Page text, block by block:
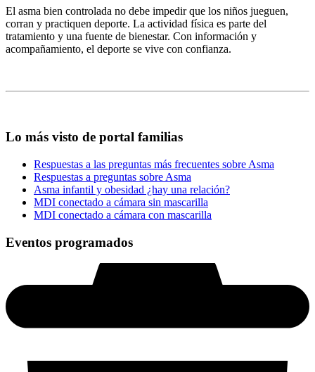
El asma bien controlada no debe impedir que los niños jueguen,
corran y practiquen deporte. La actividad física es parte del
tratamiento y una fuente de bienestar. Con información y
acompañamiento, el deporte se vive con confianza.
Lo más visto de portal familias
Respuestas a las preguntas más frecuentes sobre Asma
Respuestas a preguntas sobre Asma
Asma infantil y obesidad ¿hay una relación?
MDI conectado a cámara sin mascarilla
MDI conectado a cámara con mascarilla
Eventos programados